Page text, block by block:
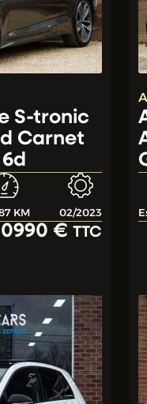
S-tronic
Carnet
KM 02/2023
€TTC